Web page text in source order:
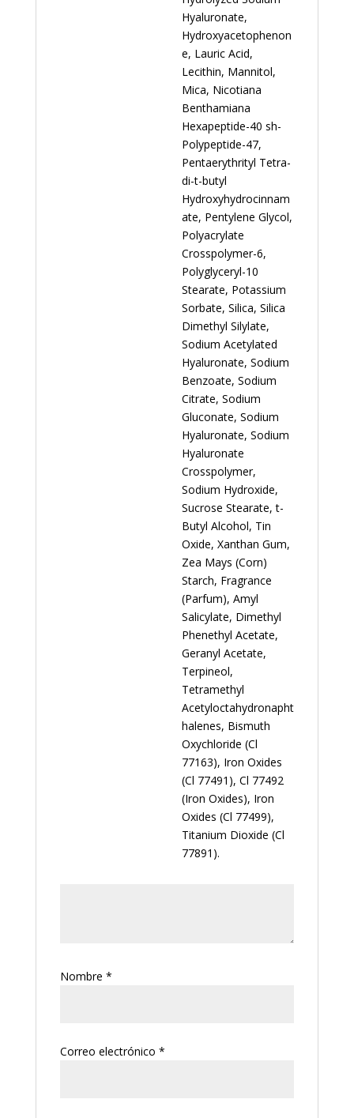
Hyaluronate,
Hydroxyacetophenon
e, Lauric Acid,
Lecithin, Mannitol,
Mica, Nicotiana
Benthamiana
Hexapeptide-40 sh-
Polypeptide-47,
Pentaerythrityl Tetra-
di-t-butyl
Hydroxyhydrocinnam
ate, Pentylene Glycol,
Polyacrylate
Crosspolymer-6,
Polyglyceryl-10
Stearate, Potassium
Sorbate, Silica, Silica
Dimethyl Silylate,
Sodium Acetylated
Hyaluronate, Sodium
Benzoate, Sodium
Citrate, Sodium
Gluconate, Sodium
Hyaluronate, Sodium
Hyaluronate
Crosspolymer,
Sodium Hydroxide,
Sucrose Stearate, t-
Butyl Alcohol, Tin
Oxide, Xanthan Gum,
Zea Mays (Corn)
Starch, Fragrance
(Parfum), Amyl
Salicylate, Dimethyl
Phenethyl Acetate,
Geranyl Acetate,
Terpineol,
Tetramethyl
Acetyloctahydronapht
halenes, Bismuth
Oxychloride (Cl
77163), Iron Oxides
(Cl 77491), Cl 77492
(Iron Oxides), Iron
Oxides (Cl 77499),
Titanium Dioxide (Cl
77891).
Nombre *
Correo electrónico *